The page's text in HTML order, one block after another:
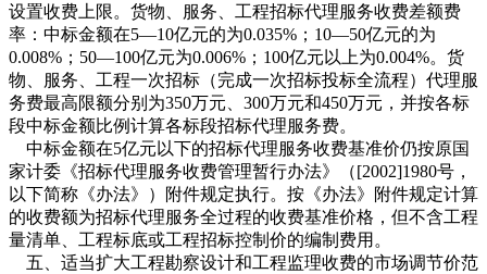
设置收费上限。货物、服务、工程招标代理服务收费差额费
率：中标金额在5—10亿元的为0.035%；10—50亿元的为
0.008%；50—100亿元为0.006%；100亿元以上为0.004%。货
物、服务、工程一次招标（完成一次招标投标全流程）代理服
务费最高限额分别为350万元、300万元和450万元，并按各标
段中标金额比例计算各标段招标代理服务费。
中标金额在5亿元以下的招标代理服务收费基准价仍按原国
家计委《招标代理服务收费管理暂行办法》（[2002]1980号，
以下简称《办法》）附件规定执行。按《办法》附件规定计算
的收费额为招标代理服务全过程的收费基准价格，但不含工程
量清单、工程标底或工程招标控制价的编制费用。
五、适当扩大工程勘察设计和工程监理收费的市场调节价范